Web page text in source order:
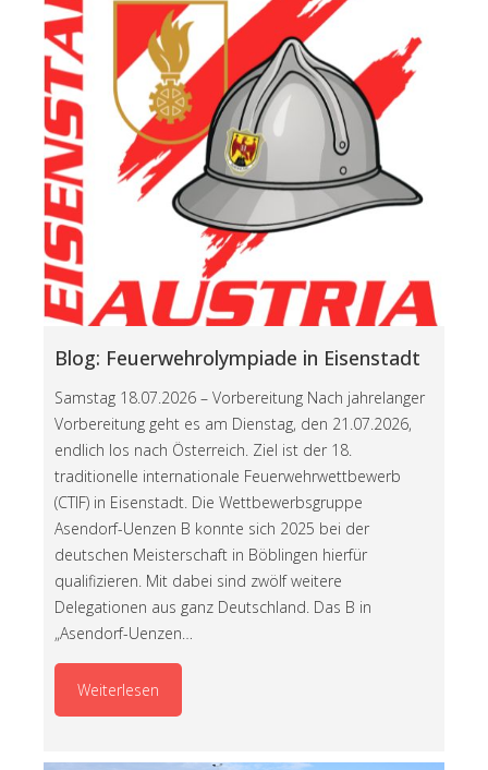
Blog: Feuerwehrolympiade in Eisenstadt
Samstag 18.07.2026 – Vorbereitung Nach jahrelanger
Vorbereitung geht es am Dienstag, den 21.07.2026,
endlich los nach Österreich. Ziel ist der 18.
traditionelle internationale Feuerwehrwettbewerb
(CTIF) in Eisenstadt. Die Wettbewerbsgruppe
Asendorf-Uenzen B konnte sich 2025 bei der
deutschen Meisterschaft in Böblingen hierfür
qualifizieren. Mit dabei sind zwölf weitere
Delegationen aus ganz Deutschland. Das B in
„Asendorf-Uenzen…
Weiterlesen